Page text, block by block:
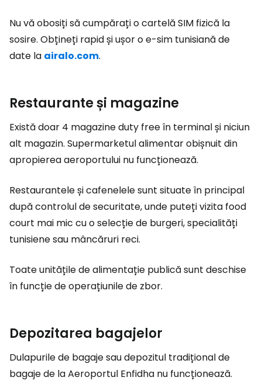
Nu vă obosiți să cumpărați o cartelă SIM fizică la
sosire. Obțineți rapid și ușor o e-sim tunisiană de
date la airalo.com.
Restaurante și magazine
Există doar 4 magazine duty free în terminal și niciun
alt magazin. Supermarketul alimentar obișnuit din
apropierea aeroportului nu funcționează.
Restaurantele și cafenelele sunt situate în principal
după controlul de securitate, unde puteți vizita food
court mai mic cu o selecție de burgeri, specialități
tunisiene sau mâncăruri reci.
Toate unitățile de alimentație publică sunt deschise
în funcție de operațiunile de zbor.
Depozitarea bagajelor
Dulapurile de bagaje sau depozitul tradițional de
bagaje de la Aeroportul Enfidha nu funcționează.